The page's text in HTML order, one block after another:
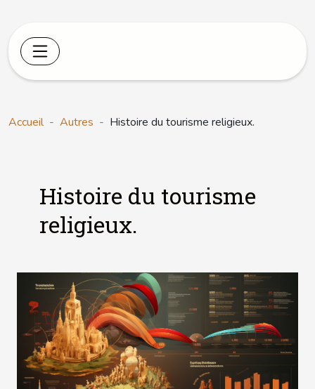
Accueil Autres Histoire du tourisme religieux.
Histoire du tourisme
religieux.